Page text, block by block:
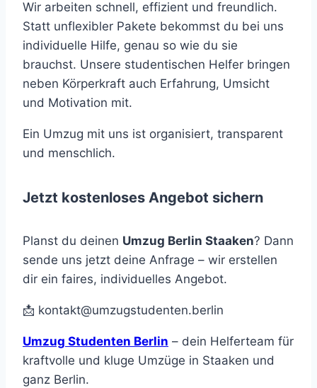
Wir arbeiten schnell, effizient und freundlich.
Statt unflexibler Pakete bekommst du bei uns
individuelle Hilfe, genau so wie du sie
brauchst. Unsere studentischen Helfer bringen
neben Körperkraft auch Erfahrung, Umsicht
und Motivation mit.
Ein Umzug mit uns ist organisiert, transparent
und menschlich.
Jetzt kostenloses Angebot sichern
Planst du deinen Umzug Berlin Staaken? Dann
sende uns jetzt deine Anfrage – wir erstellen
dir ein faires, individuelles Angebot.
📩 kontakt@umzugstudenten.berlin
Umzug Studenten Berlin – dein Helferteam für
kraftvolle und kluge Umzüge in Staaken und
ganz Berlin.